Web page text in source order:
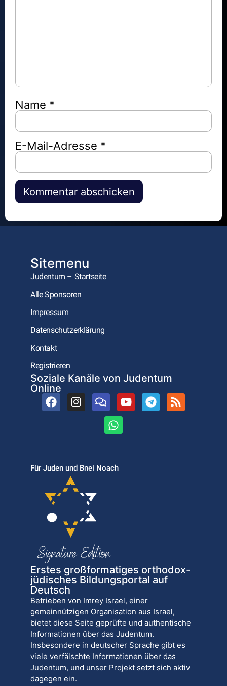
Name *
E-Mail-Adresse *
Alternative:
Sitemenu
Judentum – Startseite
Alle Sponsoren
Impressum
Datenschutzerklärung
Kontakt
Registrieren
Soziale Kanäle von Judentum
Online
Für Juden und Bnei Noach
Erstes großformatiges orthodox-
jüdisches Bildungsportal auf
Deutsch
Betrieben von Imrey Israel, einer
gemeinnützigen Organisation aus Israel,
bietet diese Seite geprüfte und authentische
Informationen über das Judentum.
Insbesondere in deutscher Sprache gibt es
viele verfälschte Informationen über das
Judentum, und unser Projekt setzt sich aktiv
dagegen ein.